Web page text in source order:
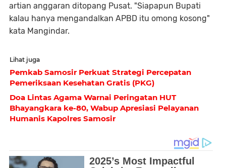
artian anggaran ditopang Pusat. "Siapapun Bupati
kalau hanya mengandalkan APBD itu omong kosong"
kata Mangindar.
Lihat juga
Pemkab Samosir Perkuat Strategi Percepatan
Pemeriksaan Kesehatan Gratis (PKG)
Doa Lintas Agama Warnai Peringatan HUT
Bhayangkara ke-80, Wabup Apresiasi Pelayanan
Humanis Kapolres Samosir